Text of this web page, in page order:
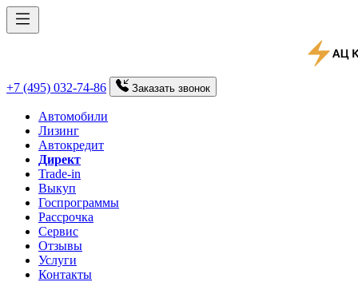
+7 (495) 032-74-86 Заказать звонок
Автомобили
Лизинг
Автокредит
Директ
Trade-in
Выкуп
Госпрограммы
Рассрочка
Сервис
Отзывы
Услуги
Контакты